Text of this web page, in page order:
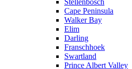
Stellenbosch
Cape Peninsula
Walker Bay
Elim
Darling
Franschhoek
Swartland
Prince Albert Valley